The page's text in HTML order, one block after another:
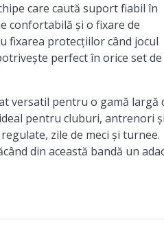
care caută suport fiabil în
confortabilă și o fixare de
fixarea protecțiilor când jocul
perfect în orice set de
versatil pentru o gamă largă
pentru cluburi, antrenori și
zile de meci și turnee.
din această bandă un